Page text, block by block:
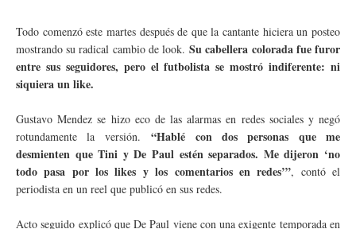
Todo comenzó este martes después de que la cantante hiciera un posteo
mostrando su radical cambio de look. Su cabellera colorada fue furor
entre sus seguidores, pero el futbolista se mostró indiferente: ni
siquiera un like.
Gustavo Mendez se hizo eco de las alarmas en redes sociales y negó
rotundamente la versión. “Hablé con dos personas que me
desmienten que Tini y De Paul estén separados. Me dijeron ‘no
todo pasa por los likes y los comentarios en redes’”, contó el
periodista en un reel que publicó en sus redes.
Acto seguido explicó que De Paul viene con una exigente temporada en